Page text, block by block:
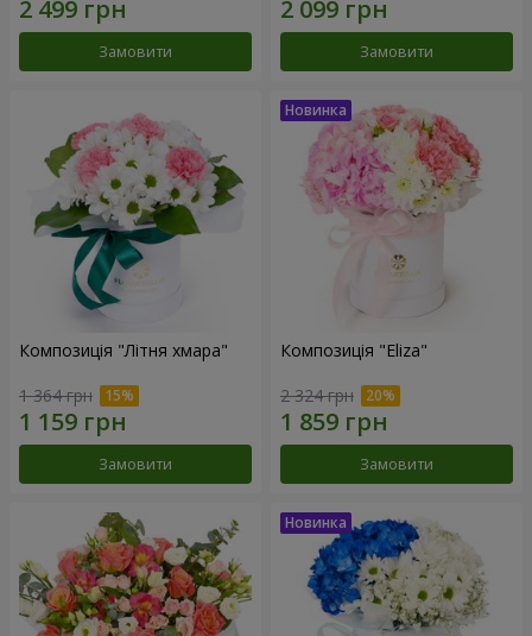
Замовити Замовити
Композиція "Літня хмара"
1 364 грн
Замовити
Композиція "Eliza"
2 324 грн
Замовити